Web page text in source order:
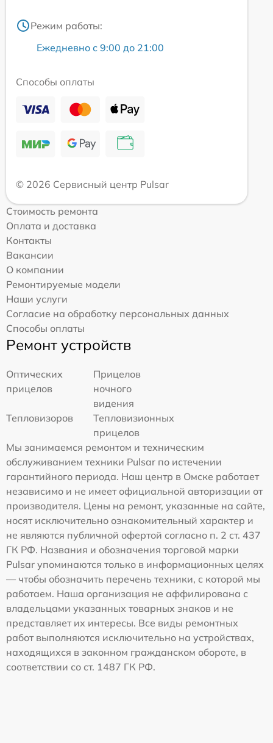
Режим работы:
Ежедневно с 9:00 до 21:00
Способы оплаты
© 2026 Сервисный центр Pulsar
Стоимость ремонта
Оплата и доставка
Контакты
Вакансии
О компании
Ремонтируемые модели
Наши услуги
Согласие на обработку персональных данных
Способы оплаты
Ремонт устройств
Оптических
прицелов
Прицелов
ночного
видения
Тепловизоров
Тепловизионных
прицелов
Мы занимаемся ремонтом и техническим
обслуживанием техники Pulsar по истечении
гарантийного периода. Наш центр в Омске работает
независимо и не имеет официальной авторизации от
производителя. Цены на ремонт, указанные на сайте,
носят исключительно ознакомительный характер и
не являются публичной офертой согласно п. 2 ст. 437
ГК РФ. Названия и обозначения торговой марки
Pulsar упоминаются только в информационных целях
— чтобы обозначить перечень техники, с которой мы
работаем. Наша организация не аффилирована с
владельцами указанных товарных знаков и не
представляет их интересы. Все виды ремонтных
работ выполняются исключительно на устройствах,
находящихся в законном гражданском обороте, в
соответствии со ст. 1487 ГК РФ.